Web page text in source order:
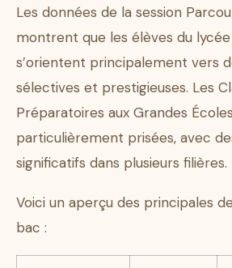
Les données de la session
montrent que les élèves du
s’orientent principalement vers
sélectives et prestigieuses. Les
Préparatoires aux Grandes
particulièrement prisées, avec
significatifs dans plusieurs filières.
Voici un aperçu des principales
bac :